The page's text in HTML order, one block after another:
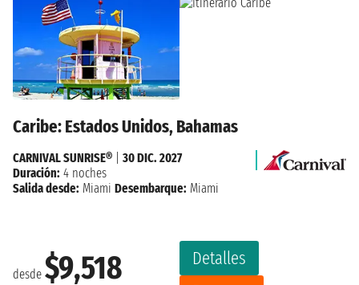
Caribe: Estados Unidos, Bahamas
desde $9,518
Detalles
CARNIVAL SUNRISE®
30 DIC. 2027
Duración: 4 noches
Salida desde: Miami Desembarque: Miami